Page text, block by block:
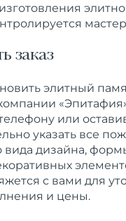
изготовления
заказ
элитный
или
указать все
вида дизайна,
с вами для
и цены.